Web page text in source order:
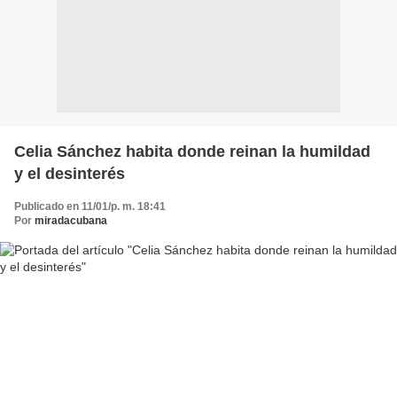
Celia Sánchez habita donde reinan la humildad
y el desinterés
Publicado en 11/01/p. m. 18:41
Por miradacubana